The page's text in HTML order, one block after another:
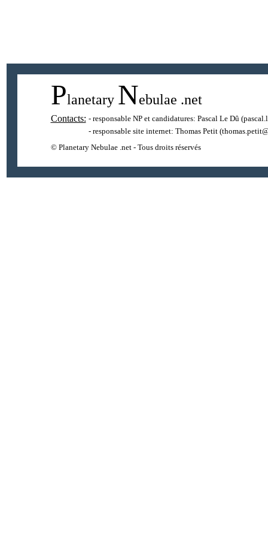
Planetary Nebulae .net
Contacts: - responsable NP et candidatures: Pascal Le Dû
- responsable site internet: Thomas Petit
© Planetary Nebulae .net - Tous droits réservés